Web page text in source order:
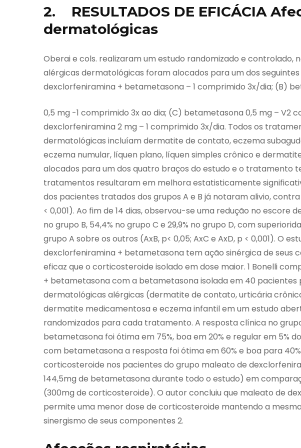
2. RESULTADOS DE EFICÁCIA
dermatológicas
Oberai e cols. realizaram um estudo randomizado e controlado,
alérgicas dermatológicas foram alocados para um dos
dexclorfeniramina + betametasona – 1 comprimido 3x/dia; (B)
0,5 mg -1 comprimido 3x ao dia; (C) betametasona 0,5 mg – V2
dexclorfeniramina 2 mg – 1 comprimido 3x/dia. Todos os
dermatológicas incluíam dermatite de contato, eczema
eczema numular, líquen plano, líquen simples crônico e
alocados para um dos quatro braços do estudo e o tratamento
tratamentos resultaram em melhora estatisticamente
dos pacientes tratados dos grupos A e B já notaram alivio,
< 0,001). Ao fim de 14 dias, observou-se uma redução no escore
no grupo B, 54,4% no grupo C e 29,9% no grupo D, com
grupo A sobre os outros (AxB, p< 0,05; AxC e AxD, p < 0,001). O
dexclorfeniramina + betametasona tem ação sinérgica de seus
eficaz que o corticosteroide isolado em dose maior. 1 Bonelli
+ betametasona com a betametasona isolada em 40 pacientes
dermatológicas alérgicas (dermatite de contato, urticária
dermatite medicamentosa e eczema infantil em um estudo
randomizados para cada tratamento. A resposta clínica no
betametasona foi ótima em 75%, boa em 20% e regular em 5%
com betametasona a resposta foi ótima em 60% e boa para
corticosteroide nos pacientes do grupo maleato de
144,5mg de betametasona durante todo o estudo) em
(300mg de corticosteroide). O autor concluiu que maleato de
permite uma menor dose de corticosteroide mantendo a
sinergismo de seus componentes 2.